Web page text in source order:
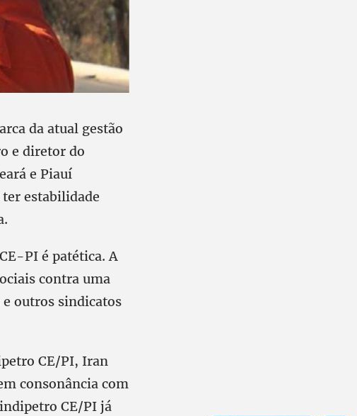
da atual gestão
e diretor do
e Piauí
estabilidade
PI é patética. A
contra uma
outros sindicatos
CE/PI, Iran
consonância com
CE/PI já